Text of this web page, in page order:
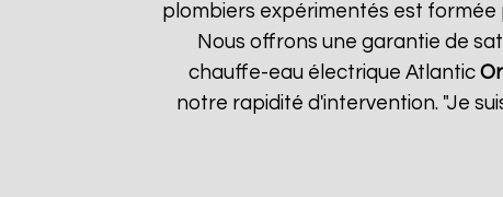
plombiers expérimentés est
Nous offrons une garantie de
chauffe-eau électrique Atlantic
notre rapidité d'intervention. "Je